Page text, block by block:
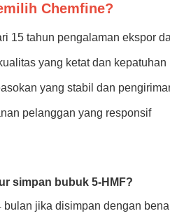
Chemfine?
15 tahun pengalaman ekspor
yang ketat dan
yang stabil dan
pelanggan yang responsif
simpan bubuk 5-HMF?
bulan jika disimpan dengan